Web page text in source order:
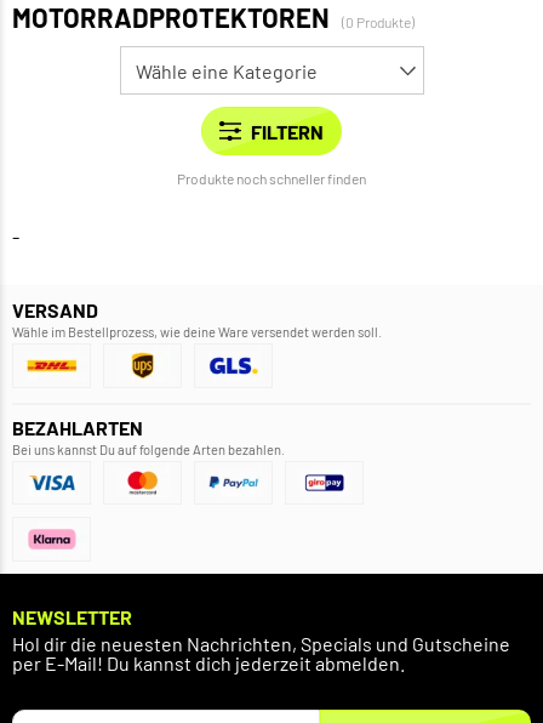
MOTORRADPROTEKTOREN (0 Produkte)
Produkte noch schneller finden
-
VERSAND
Wähle im Bestellprozess, wie deine Ware versendet werden soll.
BEZAHLARTEN
Bei uns kannst Du auf folgende Arten bezahlen.
NEWSLETTER
Hol dir die neuesten Nachrichten, Specials und Gutscheine
per E-Mail! Du kannst dich jederzeit abmelden.